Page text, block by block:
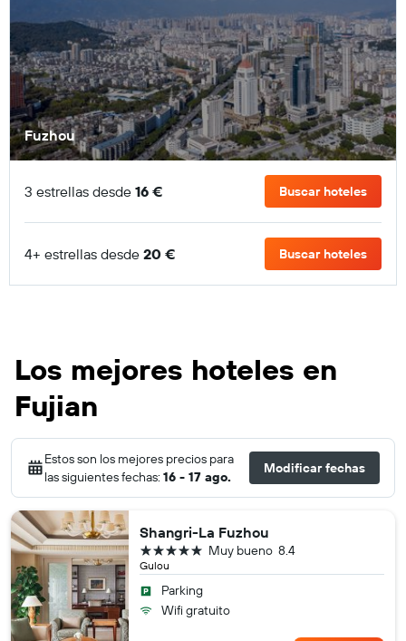
Fuzhou
3 estrellas desde 16 € Buscar hoteles
4+ estrellas desde 20 € Buscar hoteles
Los mejores hoteles en
Fujian
Estos son los mejores precios para
las siguientes fechas: 16 - 17 ago.
Modificar fechas
Shangri-La Fuzhou
Gulou
8.4
Muy bueno
5 estrellas
Parking
Wifi gratuito